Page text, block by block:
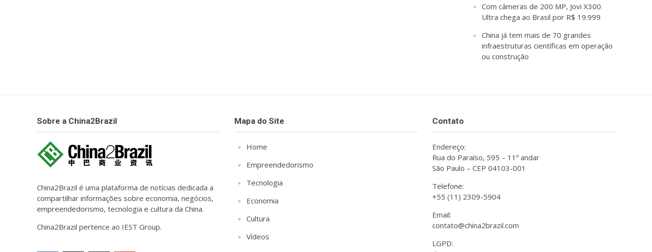
Com câmeras de 200 MP, Jovi X300
Ultra chega ao Brasil por R$ 19.999
China já tem mais de 70 grandes
infraestruturas científicas em operação
ou construção
Sobre a China2Brazil
China2Brazil é uma plataforma de notícias dedicada a
compartilhar informações sobre economia, negócios,
empreendedorismo, tecnologia e cultura da China.
China2Brazil pertence ao IEST Group.
Mapa do Site
Home
Empreendedorismo
Tecnologia
Economia
Cultura
Vídeos
Contato
Endereço:
Rua do Paraíso, 595 – 11º andar
São Paulo – CEP 04103-001
Telefone:
+55 (11) 2309-5904
Email:
contato@china2brazil.com
LGPD: